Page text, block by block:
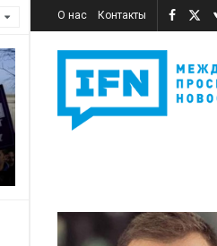
О нас Контакты